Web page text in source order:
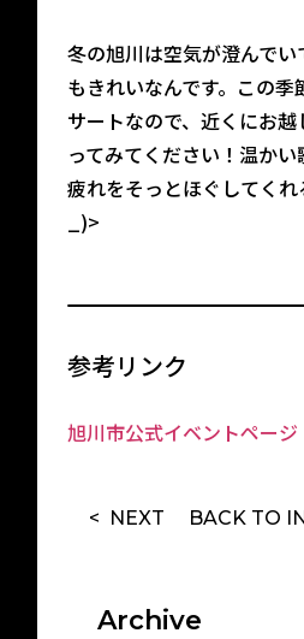
冬の旭川は空気が澄んで
もきれいなんです。この
サートなので、近くにお
ってみてください！温か
疲れをそっとほぐしてくれ
_)>
参考リンク
旭川市公式イベントページ
Archive
< NEXT BACK TO